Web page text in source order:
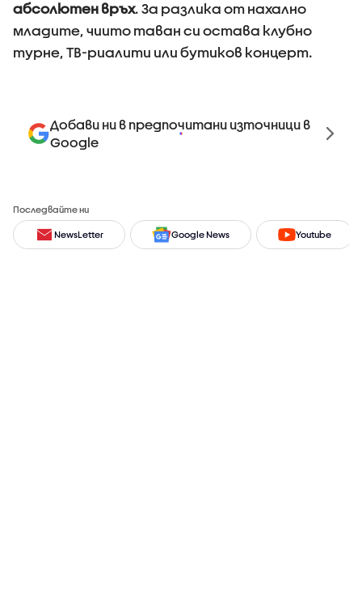
абсолютен връх. За разлика от нахално
младите, чиито таван си остава клубно
турне, ТВ-риалити или бутиков концерт.
Добави ни в предпочитани източници в
Google
Последвайте ни
NewsLetter Google News Youtube